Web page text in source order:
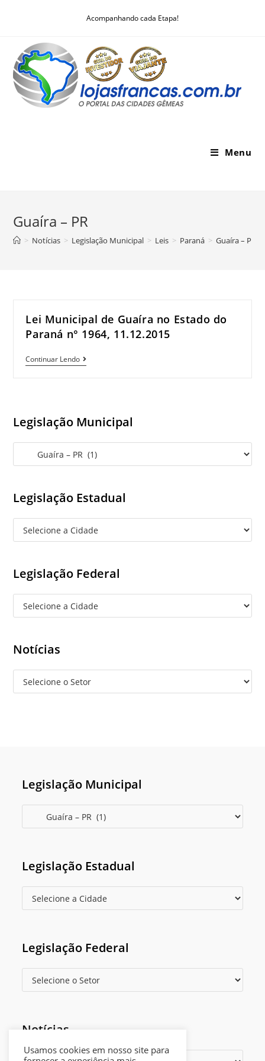
Acompanhando cada Etapa!
Menu
Guaíra – PR
> Notícias > Legislação Municipal > Leis > Paraná > Guaíra – PR
Lei Municipal de Guaíra no Estado do
Paraná n° 1964, 11.12.2015
Continuar Lendo
Lei
no
do
Paraná
1964,
11.12.2015
Legislação Municipal
Legislação Estadual
Legislação Federal
Notícias
Legislação Municipal
Legislação Estadual
Legislação Federal
Notícias
Usamos cookies em nosso site para